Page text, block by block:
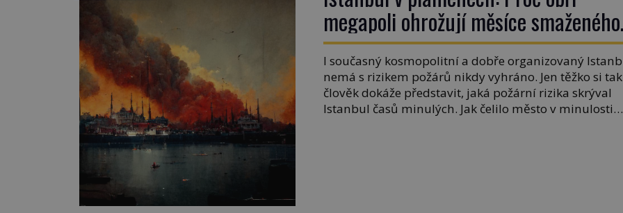
megapoli ohrožují měsíce smaženého
lilku?
I současný kosmopolitní a dobře organizovaný
nemá s rizikem požárů nikdy vyhráno. Jen těžko si tak
člověk dokáže představit, jaká požární rizika skrýval
Istanbul časů minulých. Jak čelilo město v minulosti